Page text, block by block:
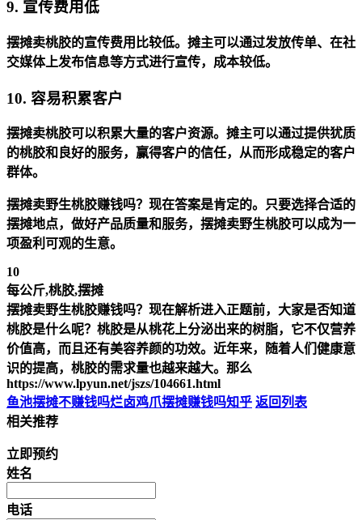
9. 宣传费用低
摆摊卖桃胶的宣传费用比较低。摊主可以通过发放传单、在社
交媒体上发布信息等方式进行宣传，成本较低。
10. 容易积累客户
摆摊卖桃胶可以积累大量的客户资源。摊主可以通过提供犹质
的桃胶和良好的服务，赢得客户的信任，从而形成稳定的客户
群体。
摆摊卖野生桃胶赚钱吗？现在答案是肯定的。只要选择合适的
摆摊地点，做好产品质量和服务，摆摊卖野生桃胶可以成为一
项盈利可观的生意。
10
每公斤,桃胶,摆摊
摆摊卖野生桃胶赚钱吗？现在解析进入正题前，大家是否知道
桃胶是什么呢？桃胶是从桃花上分泌出来的树脂，它不仅营养
价值高，而且还有美容养颜的功效。近年来，随着人们健康意
识的提高，桃胶的需求量也越来越大。那么
https://www.lpyun.net/jszs/104661.html
鱼池摆摊不赚钱吗烂卤鸡爪摆摊赚钱吗知乎 返回列表
相关推荐
立即预约
姓名
电话